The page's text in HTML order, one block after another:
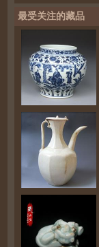
最受关注的藏品